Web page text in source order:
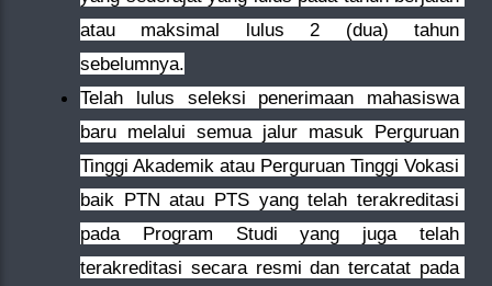
atau maksimal lulus 2 (dua) tahun
sebelumnya.
Telah lulus seleksi penerimaan mahasiswa
baru melalui semua jalur masuk Perguruan
Tinggi Akademik atau Perguruan Tinggi Vokasi
baik PTN atau PTS yang telah terakreditasi
pada Program Studi yang juga telah
terakreditasi secara resmi dan tercatat pada